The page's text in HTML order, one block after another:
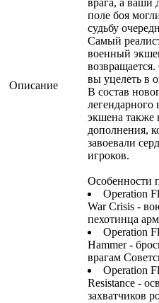
Описание
врага, а ваши
поле боя
судьбу
Самый
военный
вы уцелеть в
В состав
легендарного
экшена также
дополнения,
завоевали
игроков.
Особенности
Operation
War Crisis -
пехотинца
Operation
Hammer -
врагам
Operation
Resistance -
захватчиков